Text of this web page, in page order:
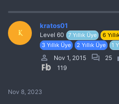
K
kratos01
Level 60 7 Yıllık Üye 6
3 Yıllık Üye
2 Yıllık Üye 1
Nov 1, 2015 25
119
Nov 8, 2023